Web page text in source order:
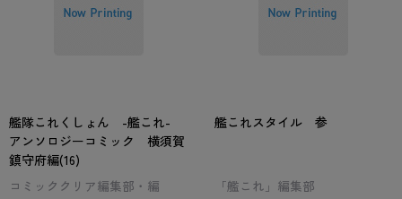
艦隊これくしょん -艦これ-
アンソロジーコミック 横須賀
鎮守府編(16)
コミッククリア編集部・編
艦これスタイル 参
「艦これ」編集部